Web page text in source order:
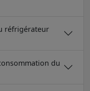
réfrigérateur
du